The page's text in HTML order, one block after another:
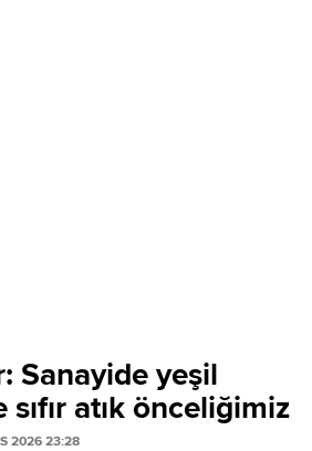
Sanayide yeşil
atık önceliğimiz
2026 23:28